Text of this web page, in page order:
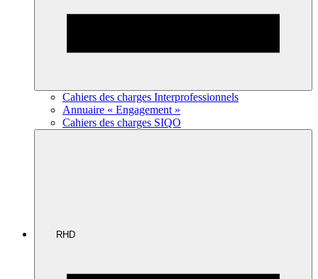
Cahiers des charges Interprofessionnels
Annuaire « Engagement »
Cahiers des charges SIQO
RHD